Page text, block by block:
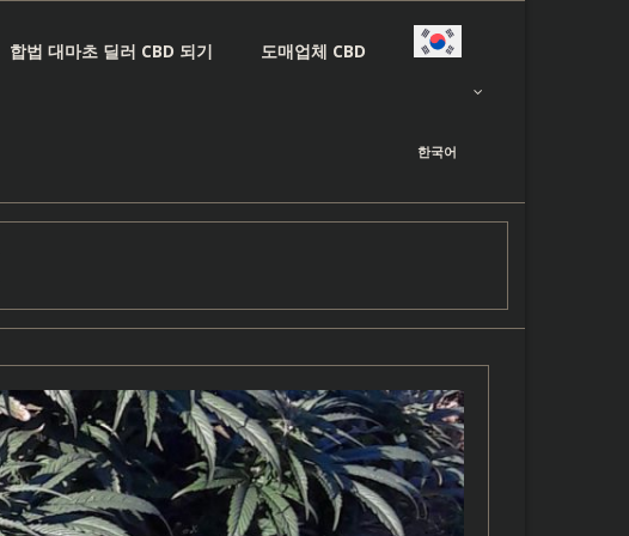
합법 대마초 딜러 CBD 되기 도매업체 CBD
한국어